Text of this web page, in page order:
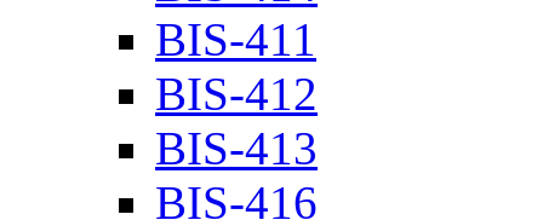
BIS-411
BIS-412
BIS-413
BIS-416